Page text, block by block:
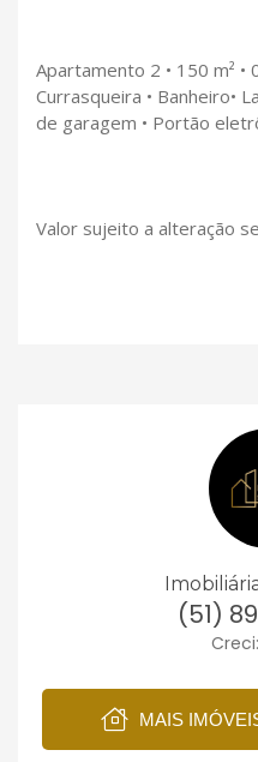
Apartamento 2 • 150 m² •
Currasqueira • Banheiro•
de garagem • Portão
Valor sujeito a alteração
(51)
MAIS